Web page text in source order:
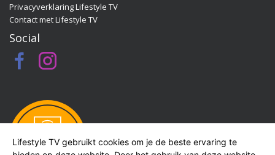
Privacyverklaring Lifestyle TV
Contact met Lifestyle TV
Social
Lifestyle TV gebruikt cookies om je de beste ervaring te